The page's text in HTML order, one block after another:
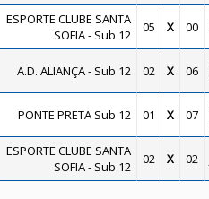
ESPORTE CLUBE SANTA
SOFIA - Sub 12
05 X 00
A.D. ALIANÇA - Sub 12 02 X 06
PONTE PRETA Sub 12 01 X 07
ESPORTE CLUBE SANTA
SOFIA - Sub 12
02 X 02